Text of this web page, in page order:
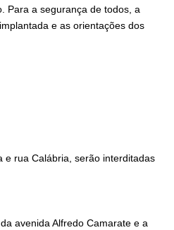
Para a segurança de todos, a
e as orientações dos
e rua Calábria, serão interditadas
avenida Alfredo Camarate e a